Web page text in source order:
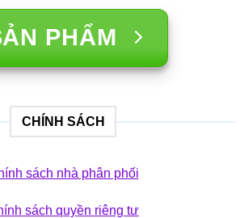
PHẨM
CHÍNH SÁCH
sách nhà phân phối
sách quyền riêng tư